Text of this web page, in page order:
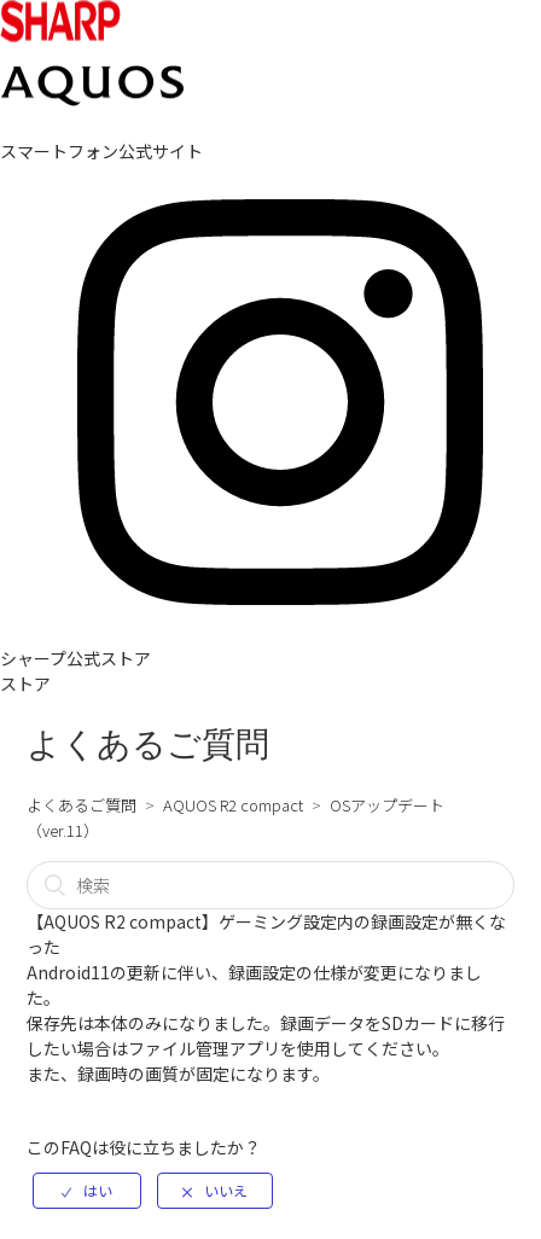
スマートフォン公式サイト
シャープ公式ストア
ストア
よくあるご質問
よくあるご質問 AQUOS R2 compact
OSアップデート
（ver.11）
【AQUOS R2 compact】ゲーミング設定内の録画設定が無くな
った
Android11の更新に伴い、録画設定の仕様が変更になりまし
た。
保存先は本体のみになりました。録画データをSDカードに移行
したい場合はファイル管理アプリを使用してください。
また、録画時の画質が固定になります。
このFAQは役に立ちましたか？